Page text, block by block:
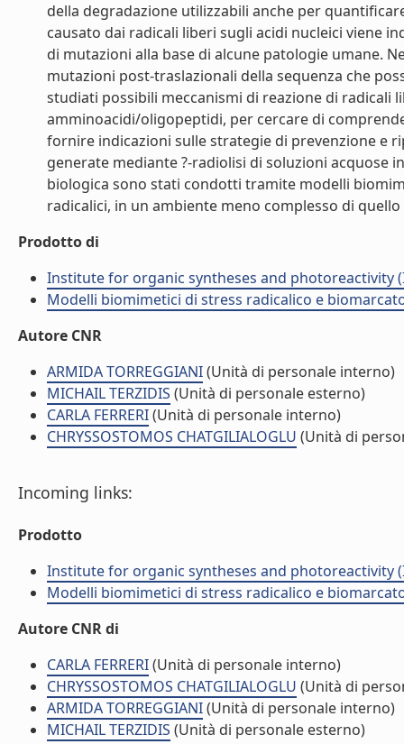
della degradazione utilizzabili anche per
causato dai radicali liberi sugli acidi nucleici viene
di mutazioni alla base di alcune patologie umane.
mutazioni post-traslazionali della sequenza che
studiati possibili meccanismi di reazione di radicali
amminoacidi/oligopeptidi, per cercare di
fornire indicazioni sulle strategie di prevenzione e
generate mediante ?-radiolisi di soluzioni acquose
biologica sono stati condotti tramite modelli
radicalici, in un ambiente meno complesso di
Prodotto di
Institute for organic syntheses and photoreactivity
Modelli biomimetici di stress radicalico e
Autore CNR
ARMIDA TORREGGIANI(Unità di personale interno)
MICHAIL TERZIDIS (Unità di personale esterno)
CARLA FERRERI(Unità di personale interno)
CHRYSSOSTOMOS CHATGILIALOGLU (Unità di
Incoming links:
Prodotto
Institute for organic syntheses and photoreactivity
Modelli biomimetici di stress radicalico e
Autore CNR di
CARLA FERRERI(Unità di personale interno)
CHRYSSOSTOMOS CHATGILIALOGLU (Unità di
ARMIDA TORREGGIANI(Unità di personale interno)
MICHAIL TERZIDIS (Unità di personale esterno)